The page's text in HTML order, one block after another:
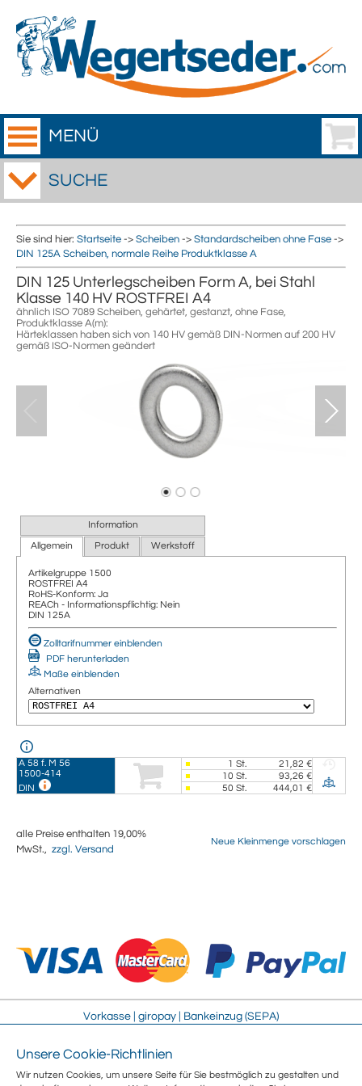
MENÜ
SUCHE
Sie sind hier: Startseite -> Scheiben -> Standardscheiben ohne Fase ->
DIN 125A Scheiben, normale Reihe Produktklasse A
DIN 125 Unterlegscheiben Form A, bei Stahl
Klasse 140 HV ROSTFREI A4
ähnlich ISO 7089 Scheiben, gehärtet, gestanzt, ohne Fase,
Produktklasse A(m):
Härteklassen haben sich von 140 HV gemäß DIN-Normen auf 200 HV
gemäß ISO-Normen geändert
Information
Allgemein
Produkt Werkstoff
Artikelgruppe 1500
ROSTFREI A4
RoHS-Konform: Ja
REACh - Informationspflichtig: Nein
DIN 125A
Zolltarifnummer einblenden
PDF herunterladen
Maße einblenden
Alternativen
A 58 f. M 56
1500-414
DIN
1 St.
21,82 €
10 St.
93,26 €
50 St. 444,01 €
alle Preise enthalten 19,00%
MwSt., zzgl. Versand
Neue Kleinmenge vorschlagen
Vorkasse | giropay | Bankeinzug (SEPA)
AGB
Sitemap
Unsere Cookie-Richtlinien
Wir nutzen Cookies, um unsere Seite für Sie bestmöglich zu gestalten und